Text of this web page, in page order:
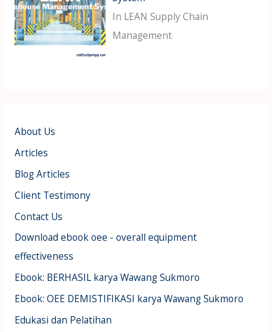
In LEAN Supply Chain
Management
About Us
Articles
Blog Articles
Client Testimony
Contact Us
Download ebook oee - overall equipment
effectiveness
Ebook: BERHASIL karya Wawang Sukmoro
Ebook: OEE DEMISTIFIKASI karya Wawang Sukmoro
Edukasi dan Pelatihan